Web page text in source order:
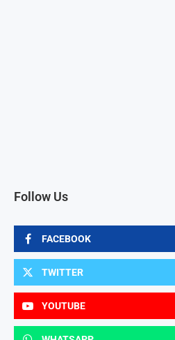
Follow Us
FACEBOOK
TWITTER
YOUTUBE